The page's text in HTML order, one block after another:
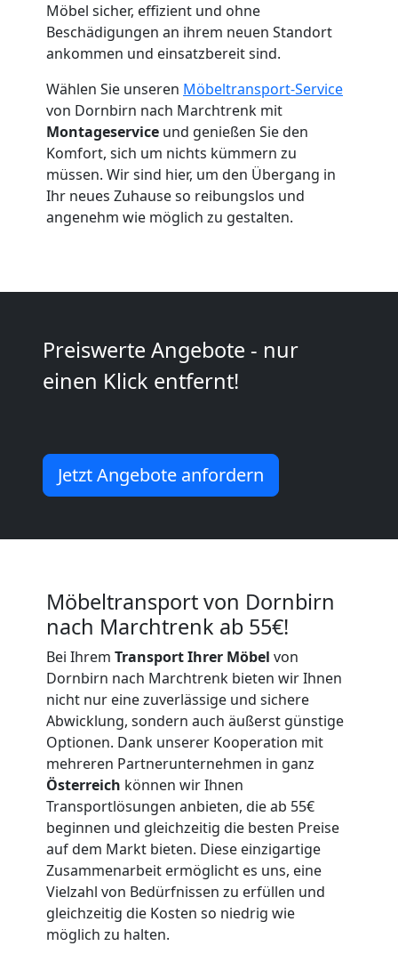
Möbel sicher, effizient und ohne
Beschädigungen an ihrem neuen Standort
ankommen und einsatzbereit sind.
Wählen Sie unseren Möbeltransport-Service
von Dornbirn nach Marchtrenk mit
Montageservice und genießen Sie den
Komfort, sich um nichts kümmern zu
müssen. Wir sind hier, um den Übergang in
Ihr neues Zuhause so reibungslos und
angenehm wie möglich zu gestalten.
Preiswerte Angebote - nur
einen Klick entfernt!
Jetzt Angebote anfordern
Möbeltransport von Dornbirn
nach Marchtrenk ab 55€!
Bei Ihrem Transport Ihrer Möbel von
Dornbirn nach Marchtrenk bieten wir Ihnen
nicht nur eine zuverlässige und sichere
Abwicklung, sondern auch äußerst günstige
Optionen. Dank unserer Kooperation mit
mehreren Partnerunternehmen in ganz
Österreich können wir Ihnen
Transportlösungen anbieten, die ab 55€
beginnen und gleichzeitig die besten Preise
auf dem Markt bieten. Diese einzigartige
Zusammenarbeit ermöglicht es uns, eine
Vielzahl von Bedürfnissen zu erfüllen und
gleichzeitig die Kosten so niedrig wie
möglich zu halten.
Dornbirn
Umzug
Mann
LKW
Dornbirn
Dornbirn
Mann
LKW
Möbellift
Dornbirn
Übersiedlung